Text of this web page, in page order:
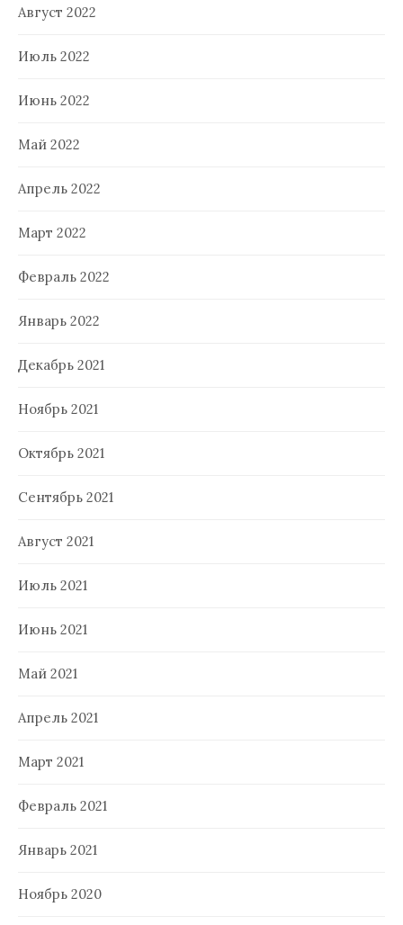
Август 2022
Июль 2022
Июнь 2022
Май 2022
Апрель 2022
Март 2022
Февраль 2022
Январь 2022
Декабрь 2021
Ноябрь 2021
Октябрь 2021
Сентябрь 2021
Август 2021
Июль 2021
Июнь 2021
Май 2021
Апрель 2021
Март 2021
Февраль 2021
Январь 2021
Ноябрь 2020